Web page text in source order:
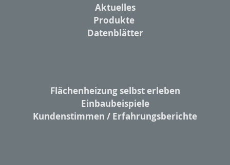
Aktuelles
Produkte
Datenblätter
Flächenheizung selbst erleben
Einbaubeispiele
Kundenstimmen / Erfahrungsberichte